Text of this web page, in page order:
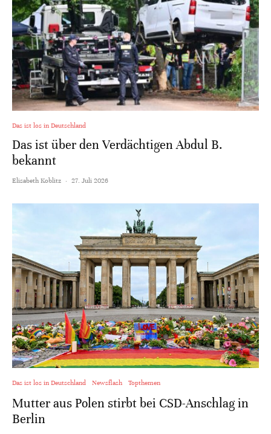
Das ist los in Deutschland
Das ist über den Verdächtigen Abdul B.
bekannt
Elisabeth Koblitz · 27. Juli 2026
Das ist los in Deutschland Newsflash Topthemen
Mutter aus Polen stirbt bei CSD-Anschlag in
Berlin